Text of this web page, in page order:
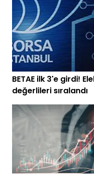
BETAE ilk 3'e girdi!
değerlileri sıralandı